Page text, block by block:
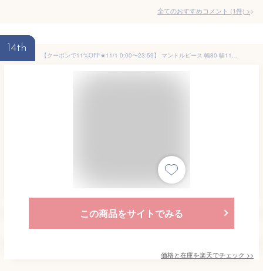
全てのおすすめコメント (1件) >
14th
【クーポンで11%OFF★11/1 0:00〜23:59】 マントルピース 幅80 幅110 アンティーク 調 猫脚 プリンセス 手彫り家具 韓国インテリア 韓国 風 収納付き 姫 ロココ 調 暖炉 リビング収納 飾り棚 収納家具 ホワイト アイボリー エレガント 姫インテリア 姫系
この商品をサイトでみる
価格と在庫を楽天でチェック >>